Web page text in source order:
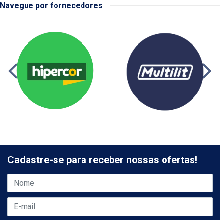
Navegue por fornecedores
Cadastre-se para receber nossas ofertas!